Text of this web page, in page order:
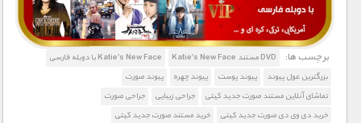
برچسب ها: DVD مستند Katie's New Face
Katie's New Face با دوبله فارسی
بزرگترین عول پیوند
پیوند پوست پیوند چهره
پیوند صورت
تماشای آنلاین مستند صورت جدید کیتی
جراحی زیبایی
جراحی صورت
خرید دی وی دی صورت جدید کیتی
خرید مستند صورت جدید کیتی